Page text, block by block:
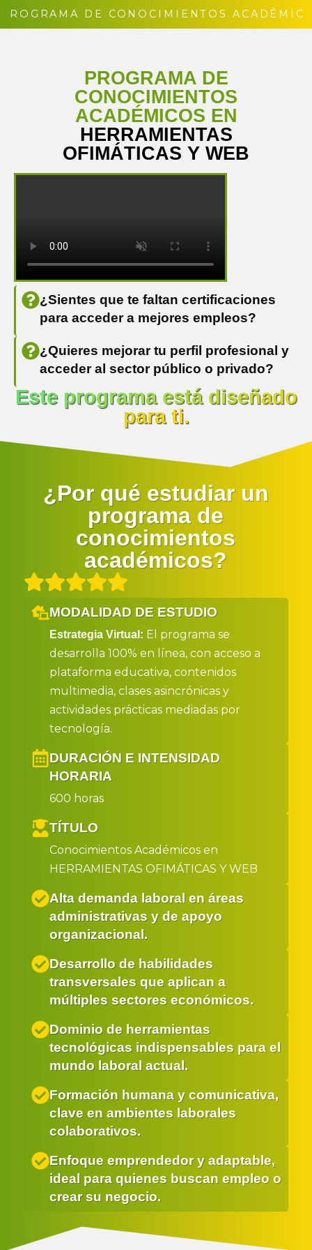
DE CONOCIMIENTOS
PROGRAMA DE
CONOCIMIENTOS
ACADÉMICOS EN
HERRAMIENTAS
OFIMÁTICAS Y WEB
¿Sientes que te faltan certificaciones
para acceder a mejores empleos?
¿Quieres mejorar tu perfil profesional y
acceder al sector público o privado?
Este programa está diseñado
para ti.
¿Por qué estudiar un
programa de
conocimientos
académicos?
MODALIDAD DE ESTUDIO
Estrategia Virtual: El programa se
desarrolla 100% en línea, con acceso a
plataforma educativa, contenidos
multimedia, clases asincrónicas y
actividades prácticas mediadas por
tecnología.
DURACIÓN E INTENSIDAD
HORARIA
600 horas
TÍTULO
Conocimientos Académicos en
HERRAMIENTAS OFIMÁTICAS Y WEB
Alta demanda laboral en áreas
administrativas y de apoyo
organizacional.
Desarrollo de habilidades
transversales que aplican a
múltiples sectores económicos.
Dominio de herramientas
tecnológicas indispensables para el
mundo laboral actual.
Formación humana y comunicativa,
clave en ambientes laborales
colaborativos.
Enfoque emprendedor y adaptable,
ideal para quienes buscan empleo o
crear su negocio.